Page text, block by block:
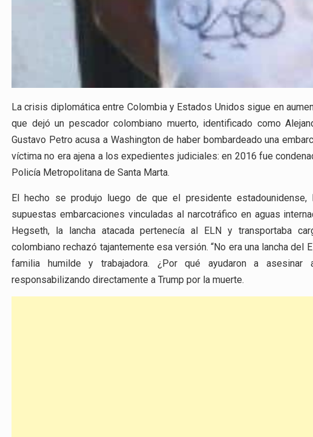
La crisis diplomática entre Colombia y Estados Unidos sigue en
que dejó un pescador colombiano muerto, identificado como
Gustavo Petro acusa a Washington de haber bombardeado una
víctima no era ajena a los expedientes judiciales: en 2016 fue
Policía Metropolitana de Santa Marta.
El hecho se produjo luego de que el presidente estadounidense,
supuestas embarcaciones vinculadas al narcotráfico en aguas
Hegseth, la lancha atacada pertenecía al ELN y transportaba
colombiano rechazó tajantemente esa versión. “No era una lancha del
familia humilde y trabajadora. ¿Por qué ayudaron a asesinar
responsabilizando directamente a Trump por la muerte.